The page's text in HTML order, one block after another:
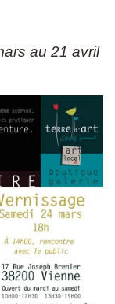
au 21 avril